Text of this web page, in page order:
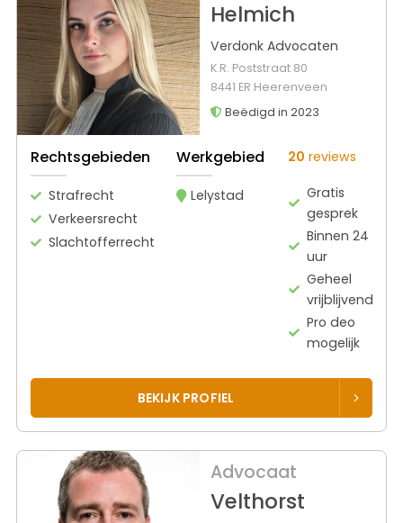
Helmich
Verdonk Advocaten
K.R. Poststraat 80
8441 ER Heerenveen
Beëdigd in 2023
Rechtsgebieden
Strafrecht
Verkeersrecht
Slachtofferrecht
Werkgebied
Lelystad
20 reviews
Gratis
gesprek
Binnen 24
uur
Geheel
vrijblijvend
Pro deo
mogelijk
BEKIJK PROFIEL
Advocaat
Velthorst